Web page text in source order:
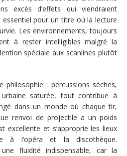
excès d’effets qui viendraient
essentiel pour un titre où la lecture
Les environnements, toujours
à rester intelligibles malgré la
spéciale aux scanlines plutôt
philosophie : percussions sèches,
saturée, tout contribue à
dans un monde où chaque tir,
renvoi de projectile a un poids
excellente et s’approprie les lieux
à l’opéra et la discothèque.
fluidité indispensable, car la